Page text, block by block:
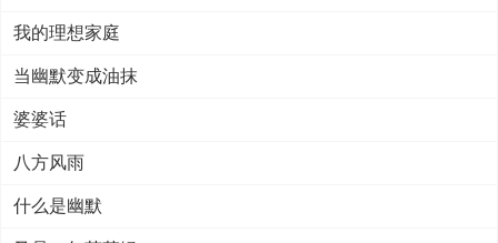
我的理想家庭
当幽默变成油抹
婆婆话
八方风雨
什么是幽默